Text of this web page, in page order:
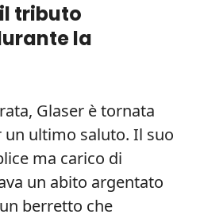
tributo
la
Glaser è tornata
ultimo saluto. Il suo
ma carico di
un abito argentato
berretto che